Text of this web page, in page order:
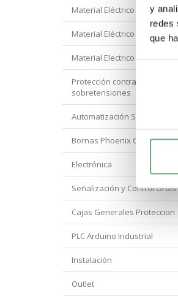
y
redes
que
de
Material Eléctrico Hager
Material Eléctrico Hyundai
Material Electrico Legrand
Protección contra
sobretensiones
Automatización Siemens
Bornas Phoenix Contact
Electrónica
Señalización y Control Orbis
Cajas Generales Proteccion
PLC Arduino Industrial
Instalación
Outlet